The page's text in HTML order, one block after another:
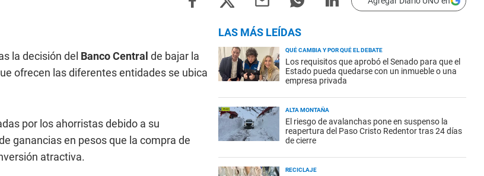
la decisión del Banco Central de bajar la
ofrecen las diferentes entidades se ubica
por los ahorristas debido a su
ganancias en pesos que la compra de
atractiva.
LAS MÁS LEÍDAS
QUÉ CAMBIA Y POR QUÉ EL DEBATE
Los requisitos que aprobó el Senado para que el
Estado pueda quedarse con un inmueble o una
empresa privada
ALTA MONTAÑA
El riesgo de avalanchas pone en suspenso la
reapertura del Paso Cristo Redentor tras 24 días
de cierre
RECICLAJE